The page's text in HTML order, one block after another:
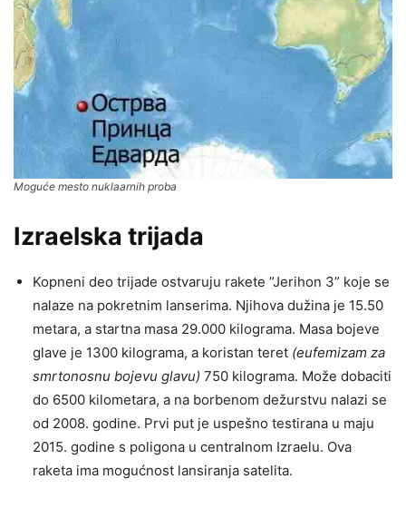
Moguće mesto nuklaarnih proba
Izraelska trijada
Kopneni deo trijade ostvaruju rakete ”Jerihon 3” koje se
nalaze na pokretnim lanserima. Njihova dužina je 15.50
metara, a startna masa 29.000 kilograma. Masa bojeve
glave je 1300 kilograma, a koristan teret (eufemizam za
smrtonosnu bojevu glavu) 750 kilograma. Može dobaciti
do 6500 kilometara, a na borbenom dežurstvu nalazi se
od 2008. godine. Prvi put je uspešno testirana u maju
2015. godine s poligona u centralnom Izraelu. Ova
raketa ima mogućnost lansiranja satelita.